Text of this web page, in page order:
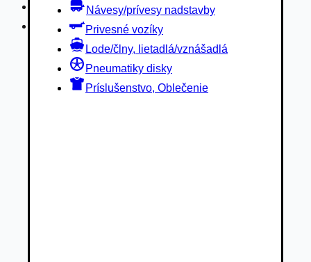
Návesy/prívesy nadstavby
Privesné vozíky
Lode/člny, lietadlá/vznášadlá
Pneumatiky disky
Príslušenstvo, Oblečenie
Pneumatiky disky
Príslušenstvo, Oblečenie